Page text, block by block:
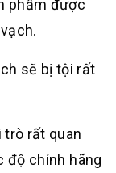
phẩm được
sẽ bị tội rất
trò rất quan
độ chính hãng